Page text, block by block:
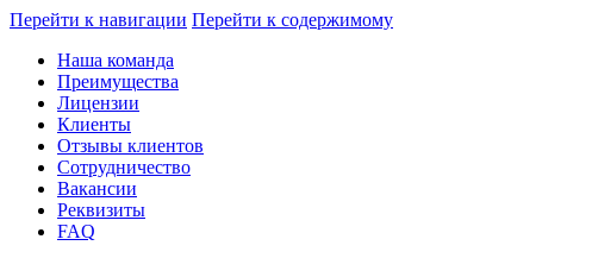
Перейти к навигации Перейти к содержимому
Наша команда
Преимущества
Лицензии
Клиенты
Отзывы клиентов
Сотрудничество
Вакансии
Реквизиты
FAQ